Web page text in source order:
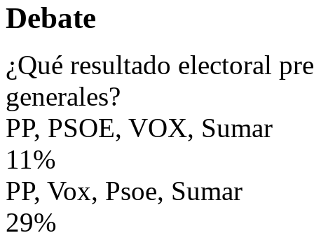
Debate
¿Qué resultado electoral
generales?
PP, PSOE, VOX, Sumar
11%
PP, Vox, Psoe, Sumar
29%